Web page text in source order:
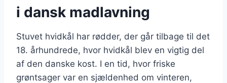
i dansk madlavning
Stuvet hvidkål har rødder, der går tilbage til det
18. århundrede, hvor hvidkål blev en vigtig del
af den danske kost. I en tid, hvor friske
grøntsager var en sjældenhed om vinteren,